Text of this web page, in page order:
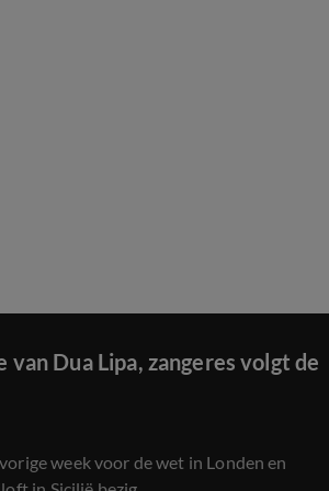
van Dua Lipa, zangeres volgt de
week voor de wet in Londen en